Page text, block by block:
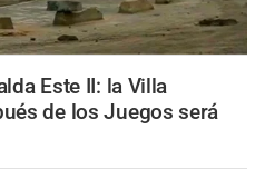
Este II: la Villa
de los Juegos será